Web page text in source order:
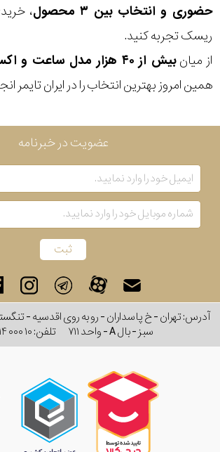
حضوری و انتخاب بین ۳ محصول
،
ریسک تجربه کنید.
از میانبیش از ۴۰ هزار مدل ساعت و اکسسوری اورجینال
همین امروز بهترین انتخاب را در ایران تایمر
عضویت در خبرنامه
سبز - بال A - واحد ۷۱۱
تلفن:۰۲۱ -